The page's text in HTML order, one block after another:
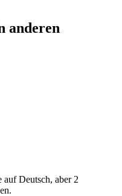
anderen
Deutsch, aber 2